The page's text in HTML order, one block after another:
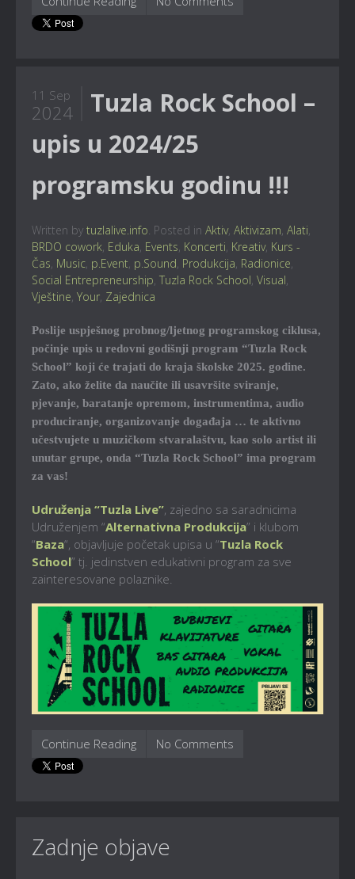
11 Sep
2024
Tuzla Rock School –
upis u 2024/25
programsku godinu !!!
Written by tuzlalive.info. Posted in Aktiv, Aktivizam, Alati,
BRDO cowork, Eduka, Events, Koncerti, Kreativ, Kurs -
Čas, Music, p.Event, p.Sound, Produkcija, Radionice,
Social Entrepreneurship, Tuzla Rock School, Visual,
Vještine, Your, Zajednica
Poslije uspješnog probnog/ljetnog programskog ciklusa,
počinje upis u redovni godišnji program “Tuzla Rock
School” koji će trajati do kraja školske 2025. godine.
Zato, ako želite da naučite ili usavršite sviranje,
pjevanje, baratanje opremom, instrumentima, audio
produciranje, organizovanje događaja … te aktivno
učestvujete u muzičkom stvaralaštvu, kao solo artist ili
unutar grupe, onda “Tuzla Rock School” ima program
za vas!
Udruženja “Tuzla Live”, zajedno sa saradnicima
Udruženjem “Alternativna Produkcija” i klubom
“Baza“, objavljuje početak upisa u “Tuzla Rock
School” tj. jedinstven edukativni program za sve
zainteresovane polaznike.
Continue Reading No Comments
Zadnje objave